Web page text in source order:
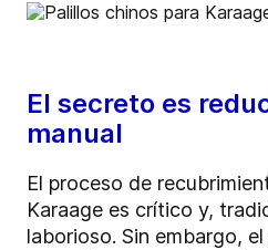
El secreto es
manual
El proceso de
Karaage es crítico y,
laborioso. Sin embargo,